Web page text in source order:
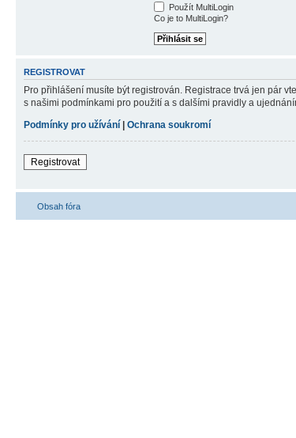
Použít MultiLogin
Co je to MultiLogin?
REGISTROVAT
Pro přihlášení musíte být registrován. Registrace trvá jen pár
s našimi podmínkami pro použití a s dalšími pravidly a
Podmínky pro užívání
Ochrana soukromí
Registrovat
Obsah fóra